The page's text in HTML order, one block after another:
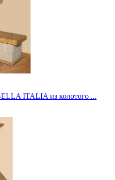
ITALIA из колотого ...